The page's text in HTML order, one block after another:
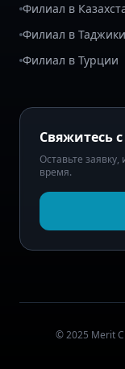
Филиал в
Филиал в
Филиал в Турции
Свяжитесь
Оставьте
время.
© 2025 Merit